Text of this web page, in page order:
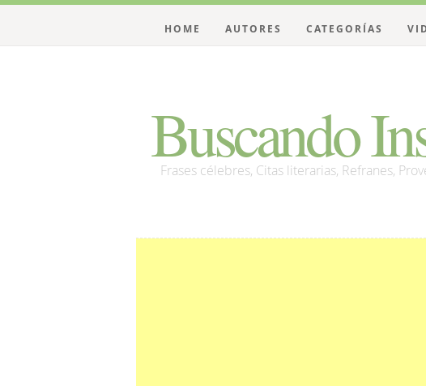
Buscando
Frases célebres, Citas literarias, Refranes,
HOME AUTORES CATEGORÍAS